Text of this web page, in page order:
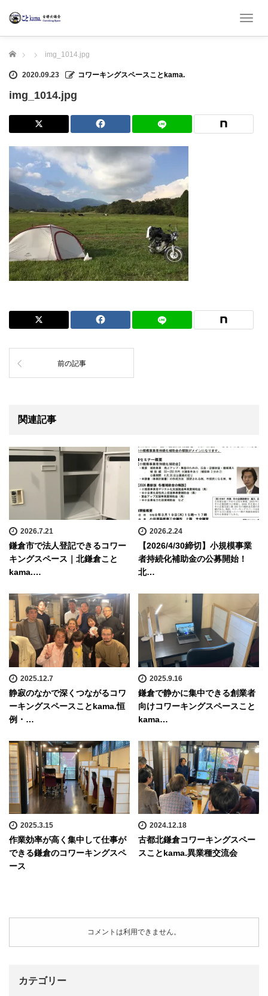
T
v
ホーム img_1014.jpg
2020.09.23 コワーキングスペースことkama.
img_1014.jpg
前の記事
関連記事
2026.7.21
鎌倉市で法人登記できるコワー
キングスペース｜北鎌倉こと
kama.…
2026.2.24
【2026/4/30締切】小規模事業
者持続化補助金の公募開始！
北…
2025.12.7
静寂のなかで深くつながるコワ
ーキングスペースことkama.恒
例・…
2025.9.16
鎌倉で静かに集中できる創業者
向けコワーキングスペースこと
kama…
2025.3.15
作業効率が高く集中して仕事が
できる鎌倉のコワーキングスペ
ース
2024.12.18
古都北鎌倉コワーキングスペー
スことkama.異業種交流会
コメントは利用できません。
カテゴリー